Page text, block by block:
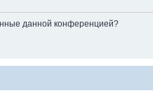
данной конференцией?